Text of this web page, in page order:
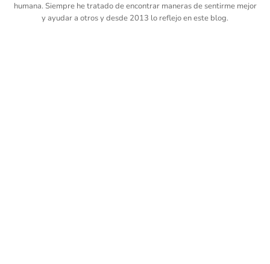
humana. Siempre he tratado de encontrar maneras de sentirme mejor
y ayudar a otros y desde 2013 lo reflejo en este blog.